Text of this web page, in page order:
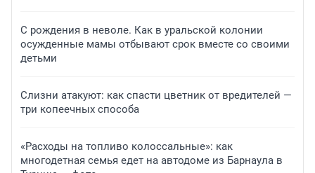
С рождения в неволе. Как в уральской колонии
осужденные мамы отбывают срок вместе со своими
детьми
Слизни атакуют: как спасти цветник от вредителей —
три копеечных способа
«Расходы на топливо колоссальные»: как
многодетная семья едет на автодоме из Барнаула в